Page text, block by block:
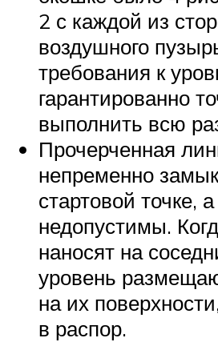
2 с каждой из
воздушного
требования к
гарантированно
выполнить всю
Прочерченная
непременно
стартовой точке,
недопустимы.
наносят на
уровень
на их
в распор.